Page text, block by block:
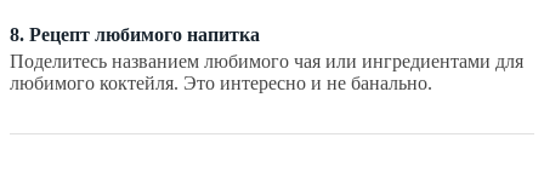
8. Рецепт любимого напитка
Поделитесь названием любимого чая или ингредиентами для
любимого коктейля. Это интересно и не банально.